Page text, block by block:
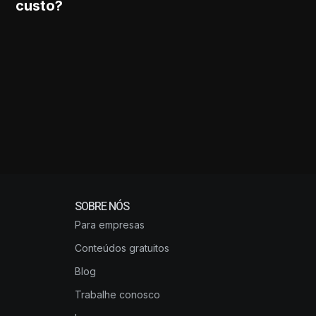
custo?
SOBRE NÓS
Para empresas
Conteúdos gratuitos
Blog
Trabalhe conosco